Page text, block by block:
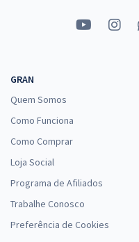
GRAN
Quem Somos
Como Funciona
Como Comprar
Loja Social
Programa de Afiliados
Trabalhe Conosco
Preferência de Cookies